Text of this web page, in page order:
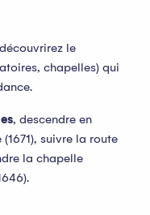
le
chapelles) qui
, descendre en
suivre la route
la chapelle